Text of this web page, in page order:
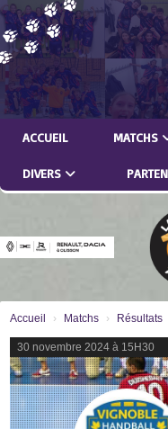
ACCUEIL MATCHS
DIVERS
Accueil Matchs Résultats
30 novembre 2024 à 15H30
Panneau de gestion des